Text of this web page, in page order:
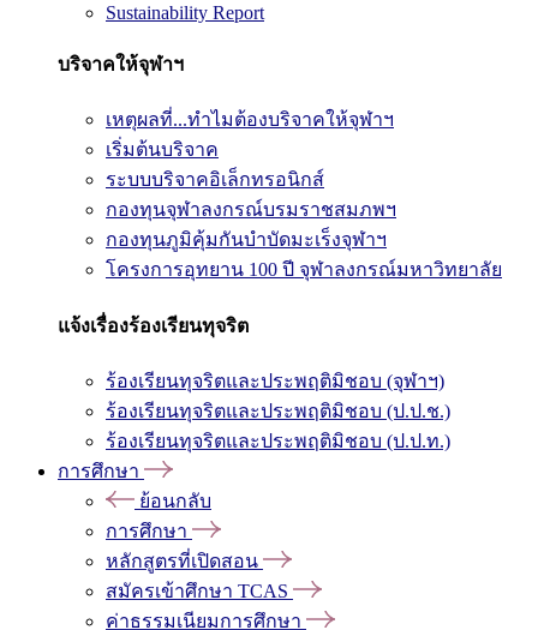
Sustainability Report
บริจาคให้จุฬาฯ
เหตุผลที่...ทำไมต้องบริจาคให้จุฬาฯ
เริ่มต้นบริจาค
ระบบบริจาคอิเล็กทรอนิกส์
กองทุนจุฬาลงกรณ์บรมราชสมภพฯ
กองทุนภูมิคุ้มกันบำบัดมะเร็งจุฬาฯ
โครงการอุทยาน 100 ปี จุฬาลงกรณ์มหาวิทยาลัย
แจ้งเรื่องร้องเรียนทุจริต
ร้องเรียนทุจริตและประพฤติมิชอบ (จุฬาฯ)
ร้องเรียนทุจริตและประพฤติมิชอบ (ป.ป.ช.)
ร้องเรียนทุจริตและประพฤติมิชอบ (ป.ป.ท.)
การศึกษา
ย้อนกลับ
การศึกษา
หลักสูตรที่เปิดสอน
สมัครเข้าศึกษา TCAS
ค่าธรรมเนียมการศึกษา